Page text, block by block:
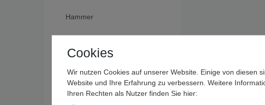
Hammer
Kabelschneider
Meißel
Mess- und Prüfwerkzeuge
Cookies
Wir nutzen Cookies auf unserer Website. Einige von diesen
Website und Ihre Erfahrung zu verbessern. Weitere
Ihren Rechten als Nutzer finden Sie hier: